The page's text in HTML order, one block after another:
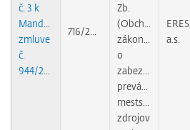
č. 3 k
Mandátnej
zmluve
č.
Zb.
(Obchodného
zákonníka)
o
zabezpečovaní
prevádzky
mestských
zdrojov
ERES,
a.s.